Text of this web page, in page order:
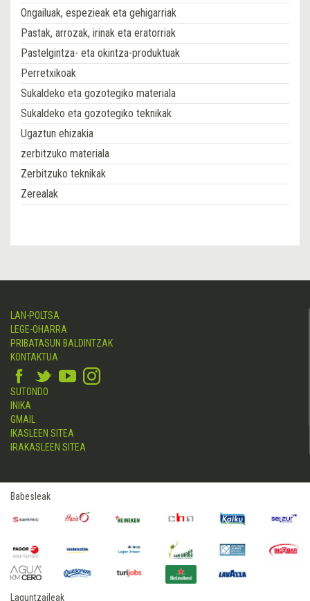
Ongailuak, espezieak eta gehigarriak
Pastak, arrozak, irinak eta eratorriak
Pastelgintza- eta okintza-produktuak
Perretxikoak
Sukaldeko eta gozotegiko materiala
Sukaldeko eta gozotegiko teknikak
Ugaztun ehizakia
zerbitzuko materiala
Zerbitzuko teknikak
Zerealak
LAN-POLTSA
LEGE-OHARRA
PRIBATASUN BALDINTZAK
KONTAKTUA
SUTONDO
INIKA
GMAIL
IKASLEEN SITEA
IRAKASLEEN SITEA
Babesleak
Laguntzaileak